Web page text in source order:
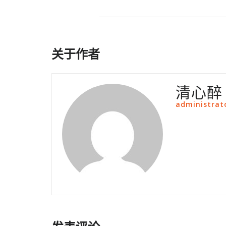
关于作者
清心醉